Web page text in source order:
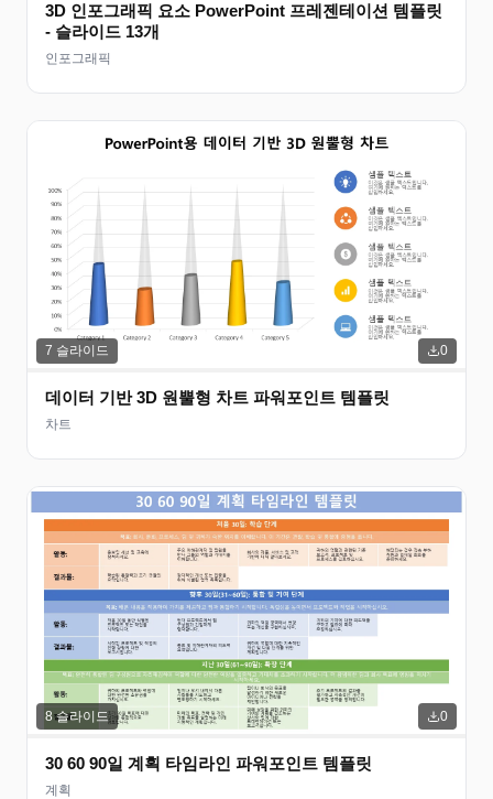
3D 인포그래픽 요소 PowerPoint 프레젠테이션 템플릿
- 슬라이드 13개
인포그래픽
7 슬라이드 0
데이터 기반 3D 원뿔형 차트 파워포인트 템플릿
차트
8 슬라이드 0
30 60 90일 계획 타임라인 파워포인트 템플릿
계획